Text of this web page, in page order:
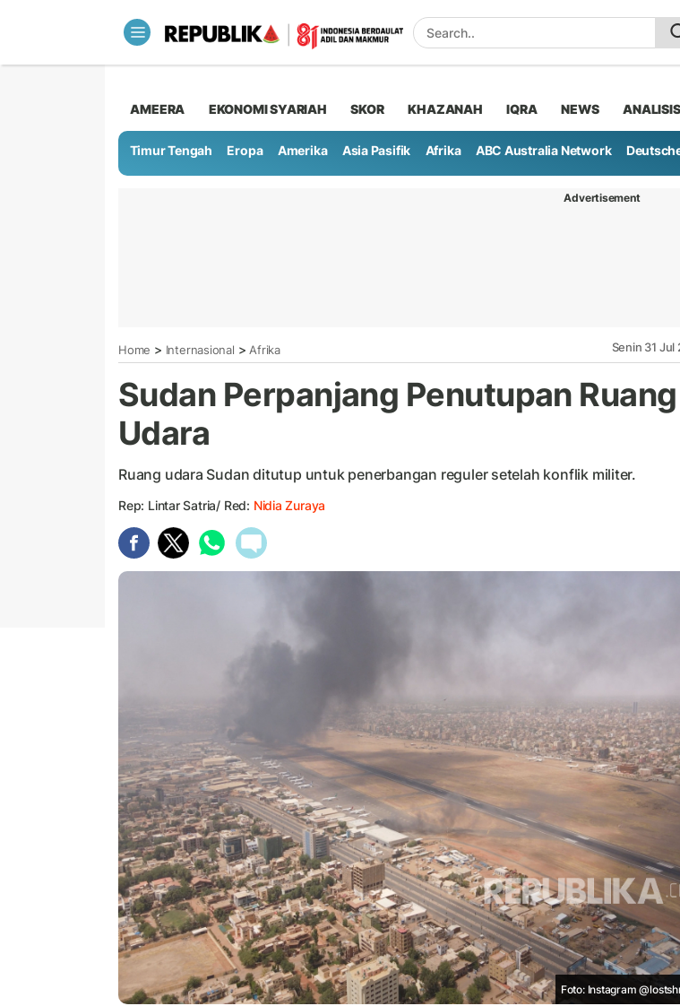
AMEERA EKONOMI SYARIAH SKOR KHAZANAH IQRA NEWS ANALISIS
Timur Tengah Eropa Amerika Asia Pasifik Afrika ABC Australia Network
Advertisement
Home > Internasional > Afrika Senin 31 Jul
Sudan Perpanjang Penutupan Ruang
Udara
Ruang udara Sudan ditutup untuk penerbangan reguler setelah konflik militer.
Rep: Lintar Satria/ Red: Nidia Zuraya
Foto: Instagram